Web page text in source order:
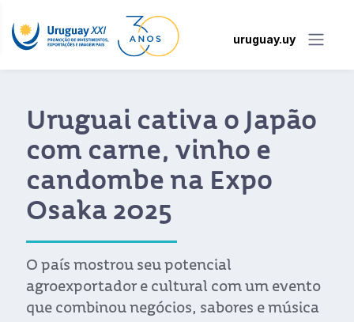
uruguay.uy
Uruguai cativa o Japão
com carne, vinho e
candombe na Expo
Osaka 2025
O país mostrou seu potencial
agroexportador e cultural com um evento
que combinou negócios, sabores e música